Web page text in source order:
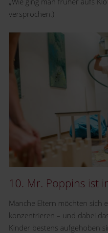
versprochen.)
10. Mr. Poppins ist
Manche Eltern möchten sich
konzentrieren – und dabei
Kinder bestens aufgehoben